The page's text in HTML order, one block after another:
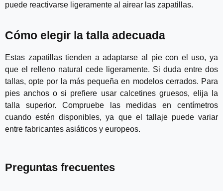
puede reactivarse ligeramente al airear las zapatillas.
Cómo elegir la talla adecuada
Estas zapatillas tienden a adaptarse al pie con el uso, ya
que el relleno natural cede ligeramente. Si duda entre dos
tallas, opte por la más pequeña en modelos cerrados. Para
pies anchos o si prefiere usar calcetines gruesos, elija la
talla superior. Compruebe las medidas en centímetros
cuando estén disponibles, ya que el tallaje puede variar
entre fabricantes asiáticos y europeos.
Preguntas frecuentes